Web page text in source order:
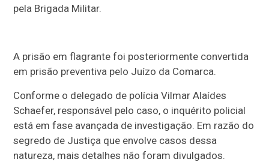
pela Brigada Militar.
A prisão em flagrante foi posteriormente convertida
em prisão preventiva pelo Juízo da Comarca.
Conforme o delegado de polícia Vilmar Alaídes
Schaefer, responsável pelo caso, o inquérito policial
está em fase avançada de investigação. Em razão do
segredo de Justiça que envolve casos dessa
natureza, mais detalhes não foram divulgados.